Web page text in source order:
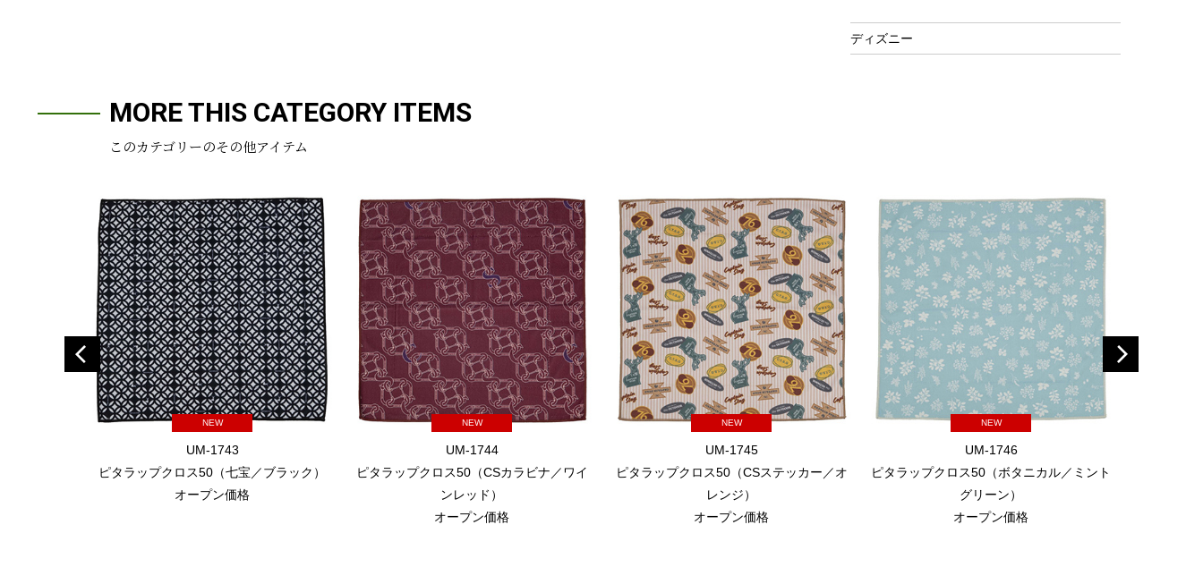
アクセサリー
ディズニー
MORE THIS CATEGORY ITEMS
このカテゴリーのその他アイテム
NEW
UM-1743
ピタラップクロス50（七宝／ブラック）
オープン価格
NEW
UM-1744
ピタラップクロス50（CSカラビナ／ワイ
ンレッド）
オープン価格
NEW
UM-1745
ピタラップクロス50（CSステッカー／オ
レンジ）
オープン価格
NEW
UM-1746
ピタラップクロス50（ボタニカル／ミント
グリーン）
オープン価格